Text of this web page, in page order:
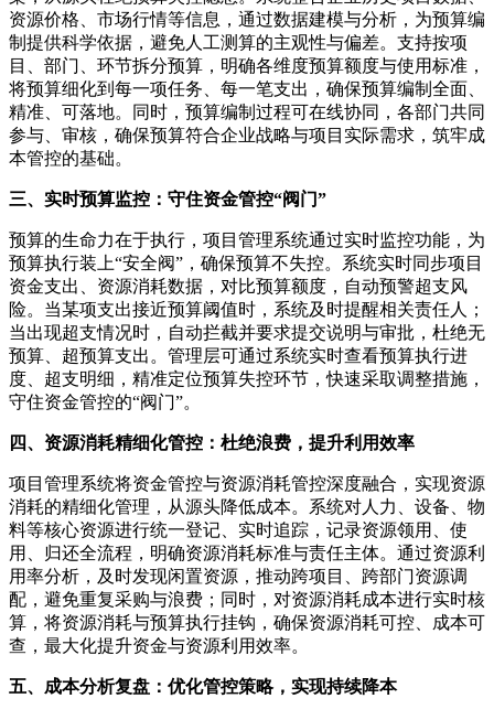
资源价格、市场行情等信息，通过数据建模与分析，为预算编
制提供科学依据，避免人工测算的主观性与偏差。支持按项
目、部门、环节拆分预算，明确各维度预算额度与使用标准，
将预算细化到每一项任务、每一笔支出，确保预算编制全面、
精准、可落地。同时，预算编制过程可在线协同，各部门共同
参与、审核，确保预算符合企业战略与项目实际需求，筑牢成
本管控的基础。
三、实时预算监控：守住资金管控“阀门”
预算的生命力在于执行，项目管理系统通过实时监控功能，为
预算执行装上“安全阀”，确保预算不失控。系统实时同步项目
资金支出、资源消耗数据，对比预算额度，自动预警超支风
险。当某项支出接近预算阈值时，系统及时提醒相关责任人；
当出现超支情况时，自动拦截并要求提交说明与审批，杜绝无
预算、超预算支出。管理层可通过系统实时查看预算执行进
度、超支明细，精准定位预算失控环节，快速采取调整措施，
守住资金管控的“阀门”。
四、资源消耗精细化管控：杜绝浪费，提升利用效率
项目管理系统将资金管控与资源消耗管控深度融合，实现资源
消耗的精细化管理，从源头降低成本。系统对人力、设备、物
料等核心资源进行统一登记、实时追踪，记录资源领用、使
用、归还全流程，明确资源消耗标准与责任主体。通过资源利
用率分析，及时发现闲置资源，推动跨项目、跨部门资源调
配，避免重复采购与浪费；同时，对资源消耗成本进行实时核
算，将资源消耗与预算执行挂钩，确保资源消耗可控、成本可
查，最大化提升资金与资源利用效率。
五、成本分析复盘：优化管控策略，实现持续降本